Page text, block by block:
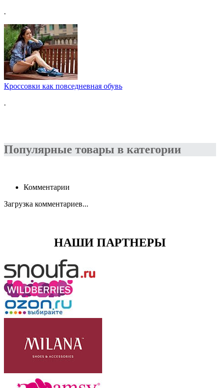
.
Кроссовки как повседневная обувь
.
Популярные товары в категории
Комментарии
Загрузка комментариев...
НАШИ ПАРТНЕРЫ